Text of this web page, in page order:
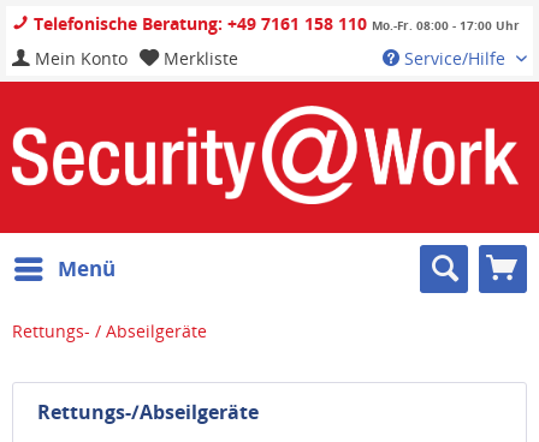
Telefonische Beratung: +49 7161 158 110 Mo.-Fr. 08:00 - 17:00 Uhr
Service/Hilfe
Mein Konto Merkliste
Menü
Rettungs- / Abseilgeräte
Rettungs-/Abseilgeräte